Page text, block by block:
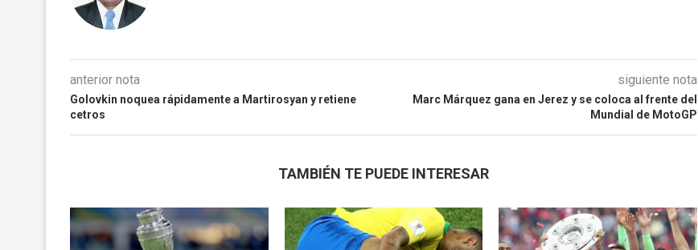
anterior nota
Golovkin noquea rápidamente a Martirosyan y retiene
cetros
siguiente nota
Marc Márquez gana en Jerez y se coloca al frente del
Mundial de MotoGP
TAMBIÉN TE PUEDE INTERESAR